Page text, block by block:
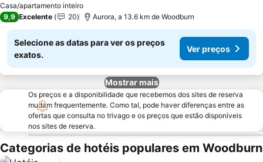
Casa/apartamento inteiro
Ver preços
9,9 Excelente 20 Aurora, a 13.6 km de Woodburn
Selecione as datas para ver os preços
exatos.
Ver preços
Mostrar mais
Os preços e a disponibilidade que recebemos dos sites de reserva
mudam frequentemente. Como tal, pode haver diferenças entre as
ofertas que consulta no trivago e os preços que estão disponíveis
nos sites de reserva.
Categorias de hotéis populares em Woodburn